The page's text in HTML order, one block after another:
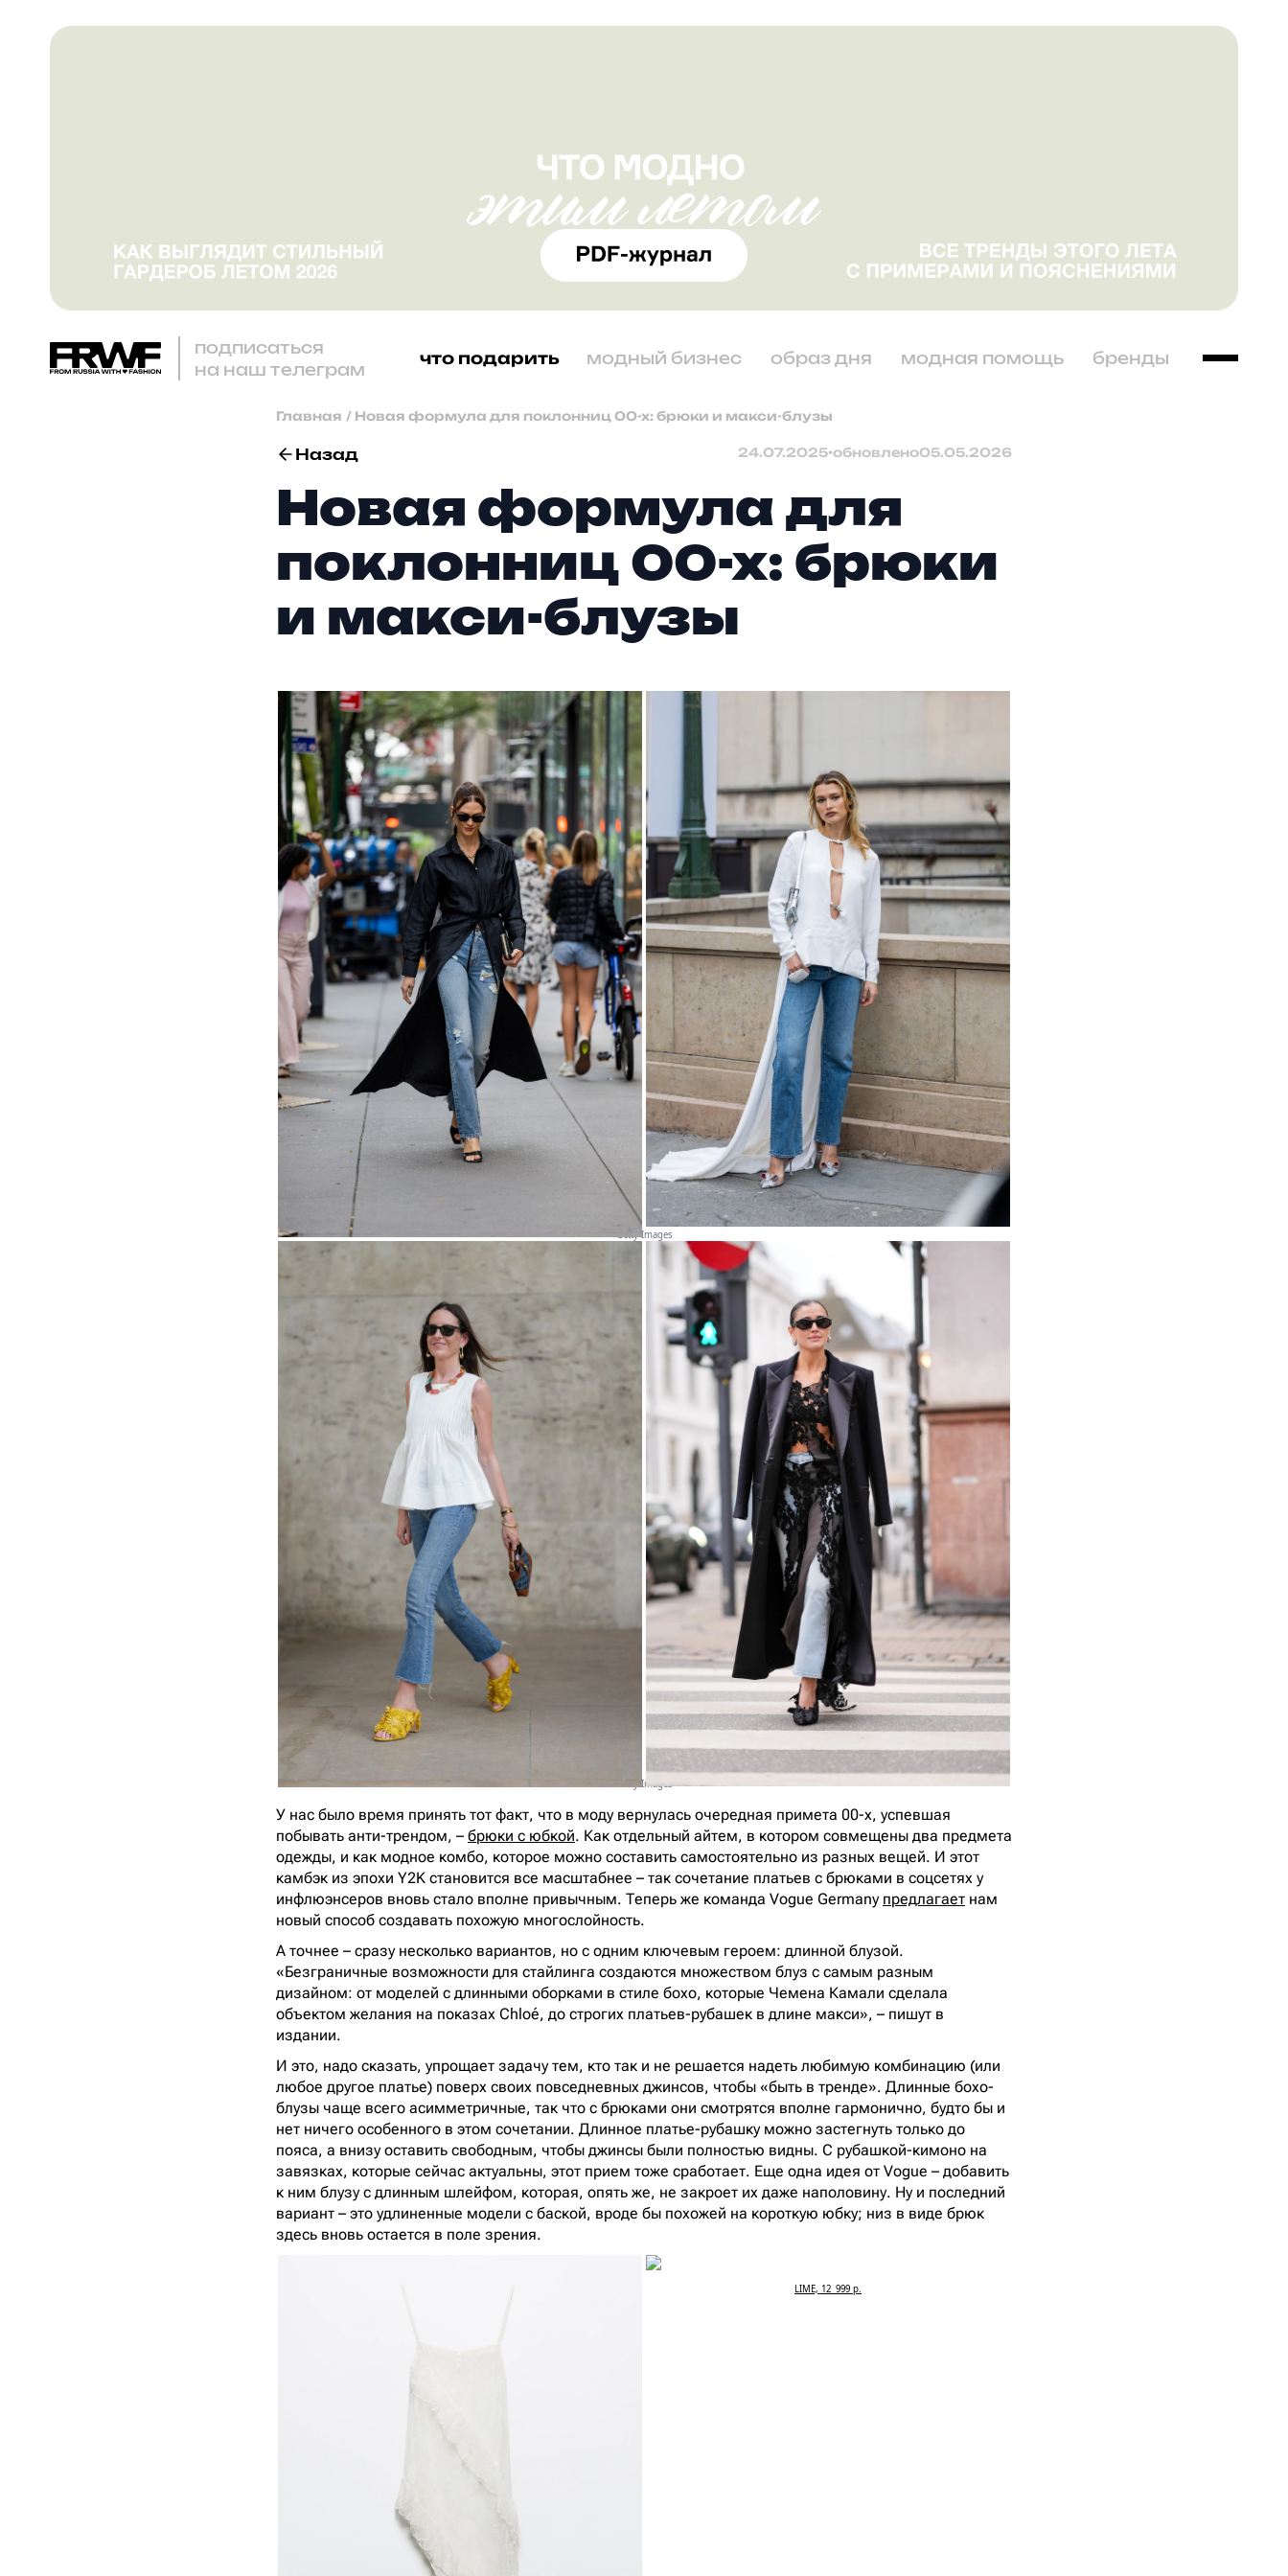
подписаться
на наш телеграм
что подарить модный бизнес образ дня модная помощь бренды
Главная / Новая формула для поклонниц 00-х: брюки и макси-блузы
Назад 24.07.2025•обновлено05.05.2026
Новая формула для
поклонниц 00-х: брюки
и макси-блузы
Getty Images
Getty Images
У нас было время принять тот факт, что в моду вернулась очередная примета 00-х, успевшая
побывать анти-трендом, – брюки с юбкой. Как отдельный айтем, в котором совмещены два предмета
одежды, и как модное комбо, которое можно составить самостоятельно из разных вещей. И этот
камбэк из эпохи Y2K становится все масштабнее – так сочетание платьев с брюками в соцсетях у
инфлюэнсеров вновь стало вполне привычным. Теперь же команда Vogue Germany предлагает нам
новый способ создавать похожую многослойность.
А точнее – сразу несколько вариантов, но с одним ключевым героем: длинной блузой.
«Безграничные возможности для стайлинга создаются множеством блуз с самым разным
дизайном: от моделей с длинными оборками в стиле бохо, которые Чемена Камали сделала
объектом желания на показах Chloé, до строгих платьев-рубашек в длине макси», – пишут в
издании.
И это, надо сказать, упрощает задачу тем, кто так и не решается надеть любимую комбинацию (или
любое другое платье) поверх своих повседневных джинсов, чтобы «быть в тренде». Длинные бохо-
блузы чаще всего асимметричные, так что с брюками они смотрятся вполне гармонично, будто бы и
нет ничего особенного в этом сочетании. Длинное платье-рубашку можно застегнуть только до
пояса, а внизу оставить свободным, чтобы джинсы были полностью видны. С рубашкой-кимоно на
завязках, которые сейчас актуальны, этот прием тоже сработает. Еще одна идея от Vogue – добавить
к ним блузу с длинным шлейфом, которая, опять же, не закроет их даже наполовину. Ну и последний
вариант – это удлиненные модели с баской, вроде бы похожей на короткую юбку; низ в виде брюк
здесь вновь остается в поле зрения.
LIME, 12 999 р.